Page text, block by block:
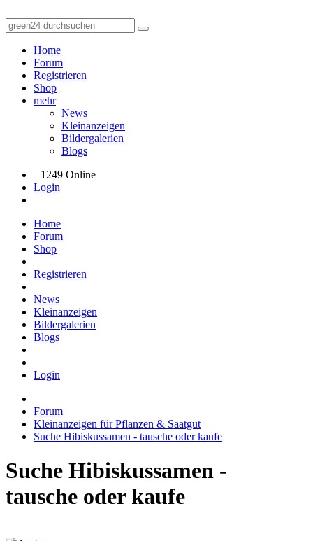
Home
Forum
Registrieren
Shop
mehr
News
Kleinanzeigen
Bildergalerien
Blogs
1249 Online
Login
Home
Forum
Shop
Registrieren
News
Kleinanzeigen
Bildergalerien
Blogs
Login
Forum
Kleinanzeigen für Pflanzen & Saatgut
Suche Hibiskussamen - tausche oder kaufe
Suche Hibiskussamen -
tausche oder kaufe